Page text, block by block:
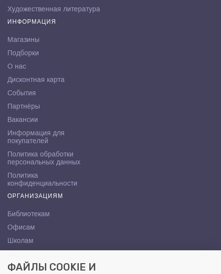
Художественная литература
ИНФОРМАЦИЯ
Магазины
Подборки
О нас
Дисконтная карта
События
Партнёры
Вакансии
Информация для
покупателей
Политика обработки
персональных данных
Политика
конфиденциальности
ОРГАНИЗАЦИЯМ
Библиотекам
Офисам
Школам
КОНТАКТЫ
ФАЙЛЫ COOKIE И